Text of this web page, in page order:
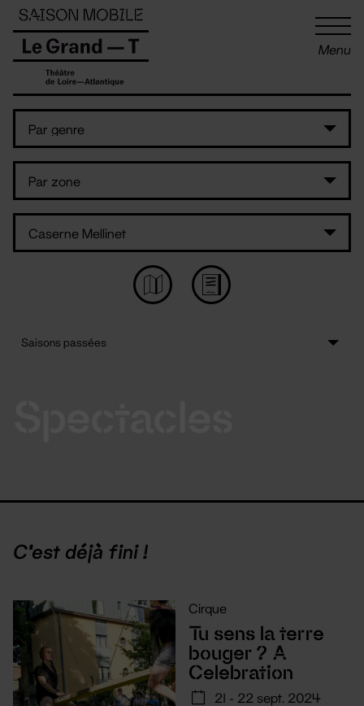
Menu
C'est déjà fini !
Cirque
Tu sens la terre
bouger ? A
Celebration
21 - 22 sept. 2024
Panneau de gestion des cookies